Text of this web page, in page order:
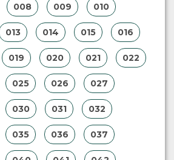
008 009 010
013 014 015 016
019 020 021 022
025 026 027
030 031 032
035 036 037